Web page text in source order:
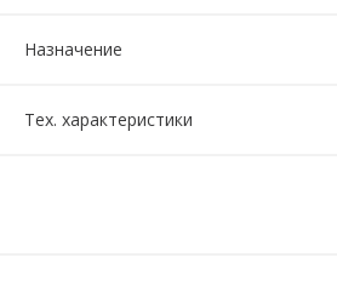
Назначение
Тех. характеристики